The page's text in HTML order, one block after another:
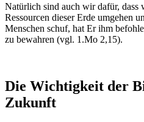
Natürlich sind auch wir dafür, dass
Ressourcen dieser Erde umgehen
Menschen schuf, hat Er ihm
zu bewahren (vgl. 1.Mo 2,15).
Die Wichtigkeit der
Zukunft